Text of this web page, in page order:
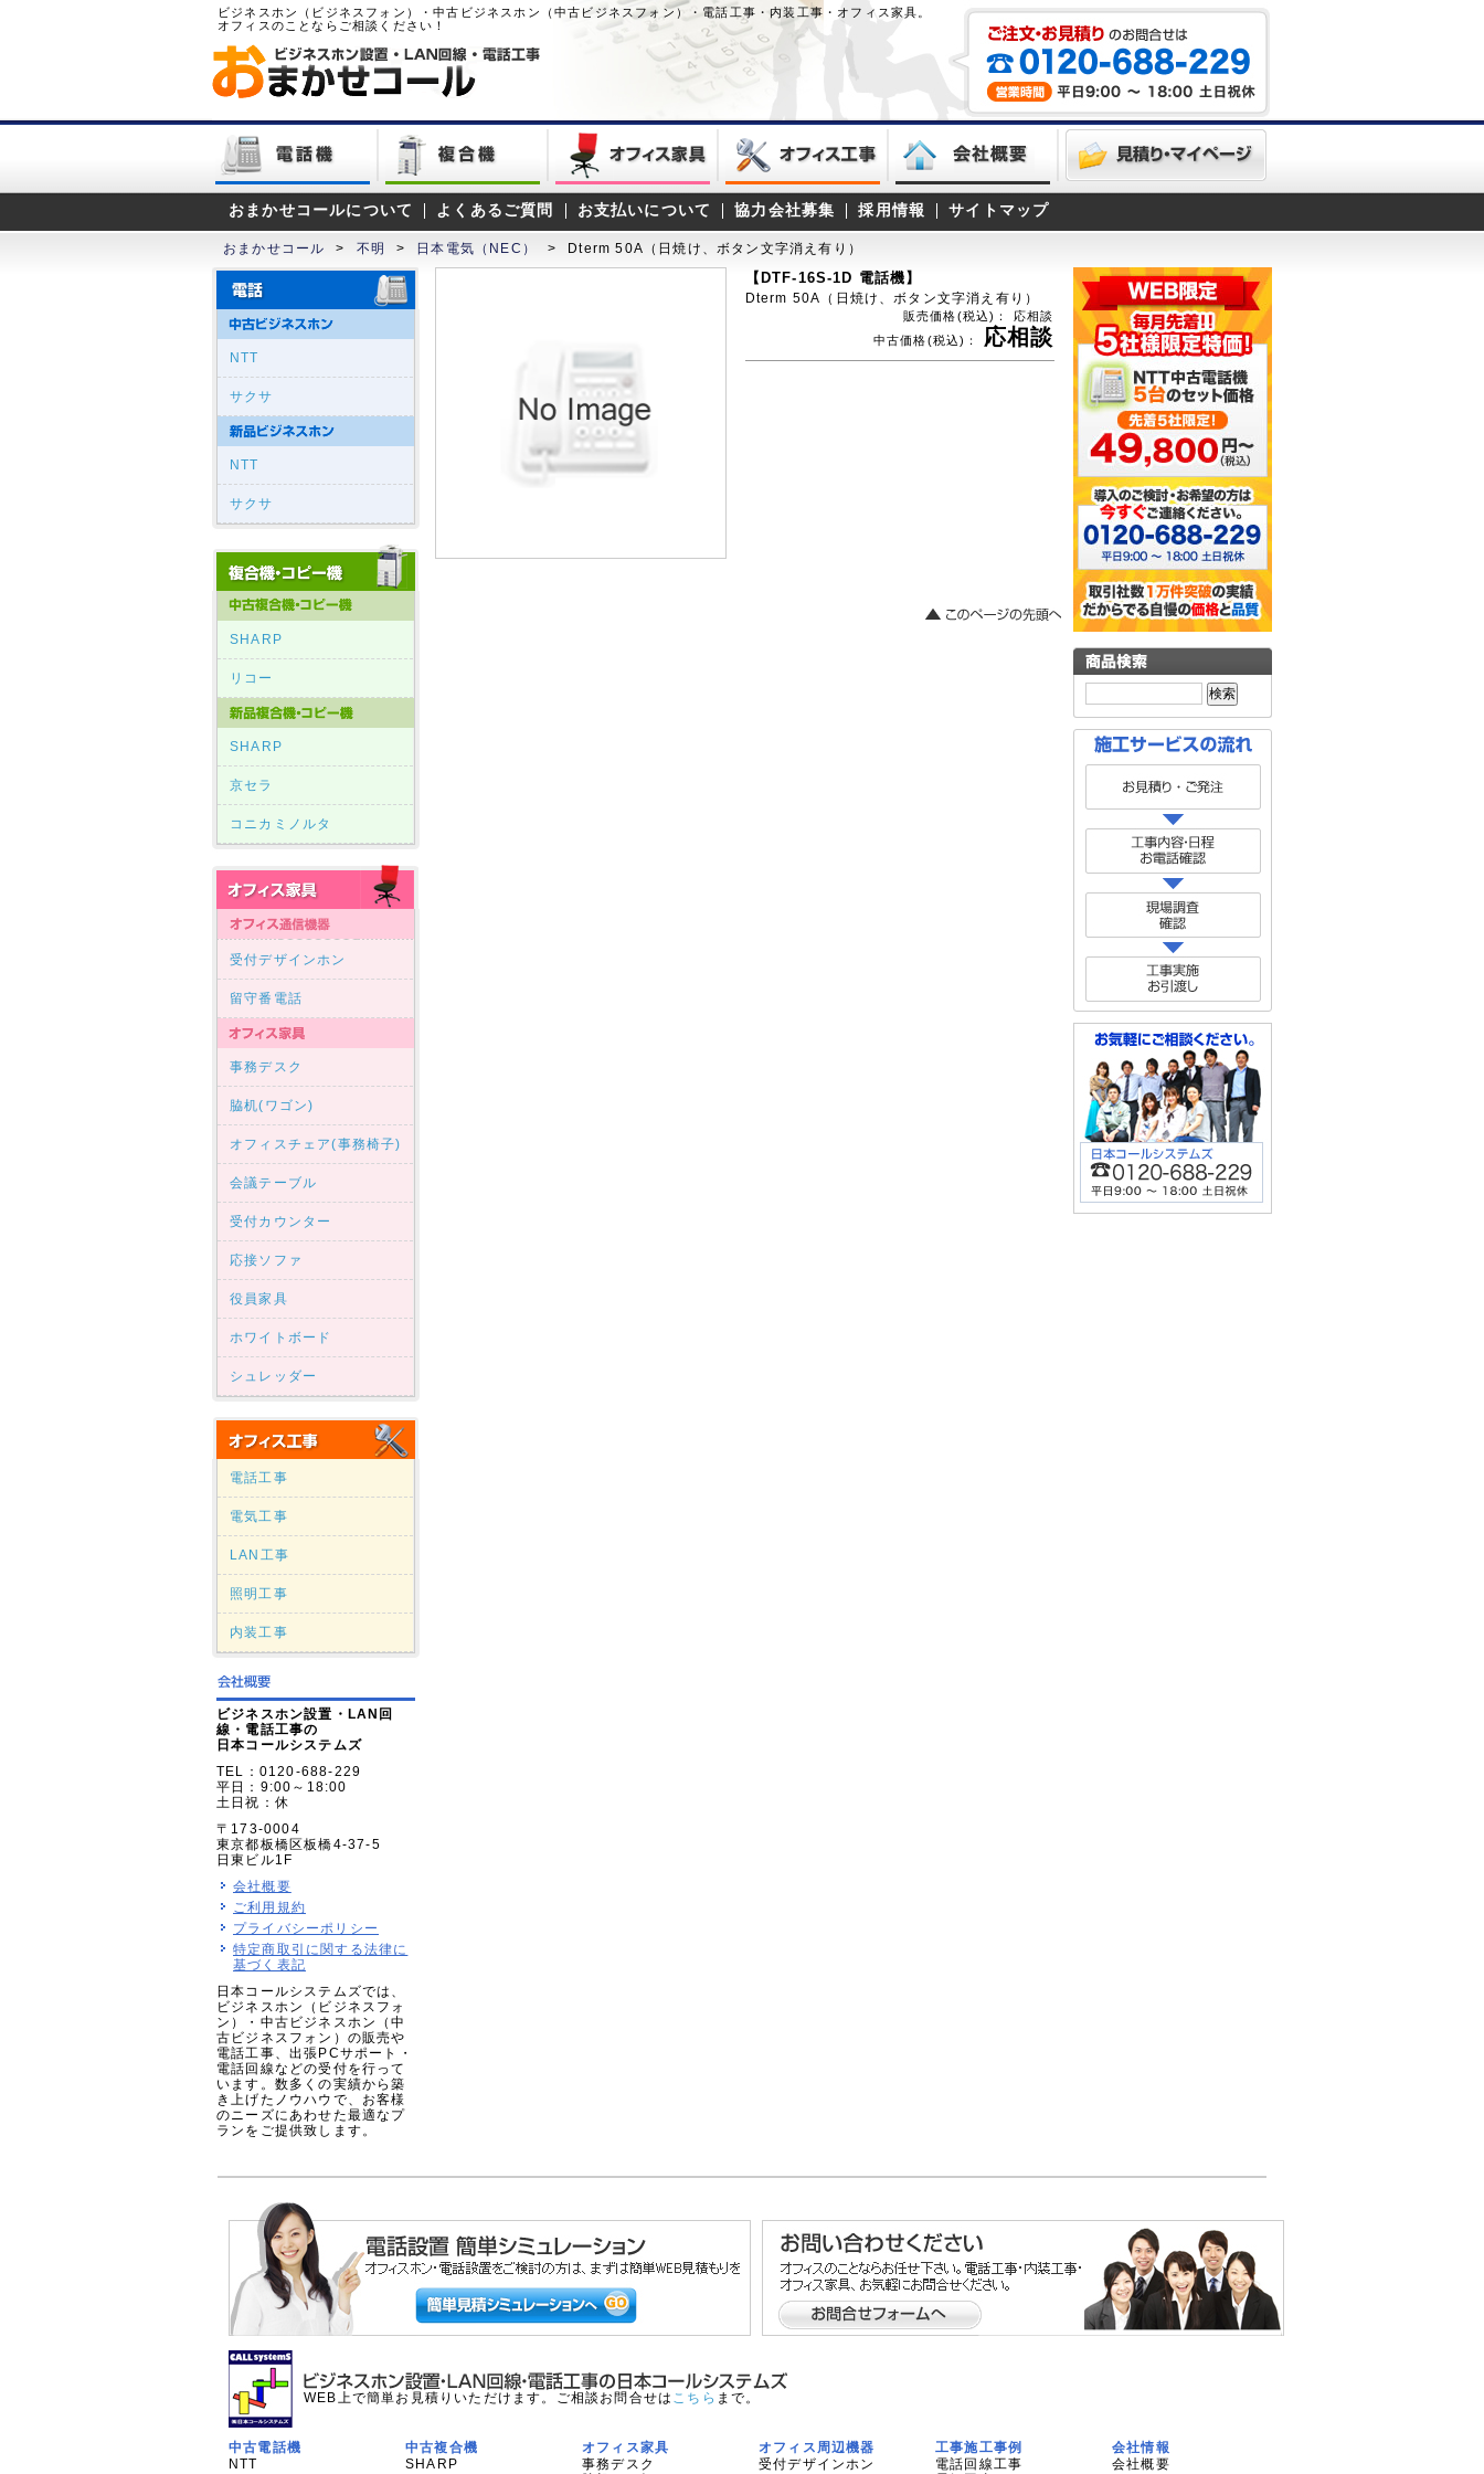
ビジネスホン（ビジネスフォン）・中古ビジネスホン（中古ビジネスフォン）・電話工事・内装工事・オフィス家具。
オフィスのことならご相談ください！
おまかせコールについて よくあるご質問 お支払いについて 協力会社募集 採用情報 サイトマップ
おまかせコール > 不明 > 日本電気（NEC） > Dterm 50A（日焼け、ボタン文字消え有り）
NTT
サクサ
NTT
サクサ
SHARP
リコー
SHARP
京セラ
コニカミノルタ
受付デザインホン
留守番電話
事務デスク
脇机(ワゴン)
オフィスチェア(事務椅子)
会議テーブル
受付カウンター
応接ソファ
役員家具
ホワイトボード
シュレッダー
電話工事
電気工事
LAN工事
照明工事
内装工事
ビジネスホン設置・LAN回
線・電話工事の
日本コールシステムズ
TEL：0120-688-229
平日：9:00～18:00
土日祝：休
〒173-0004
東京都板橋区板橋4-37-5
日東ビル1F
会社概要
ご利用規約
プライバシーポリシー
特定商取引に関する法律に
基づく表記
日本コールシステムズでは、
ビジネスホン（ビジネスフォ
ン）・中古ビジネスホン（中
古ビジネスフォン）の販売や
電話工事、出張PCサポート・
電話回線などの受付を行って
います。数多くの実績から築
き上げたノウハウで、お客様
のニーズにあわせた最適なプ
ランをご提供致します。
【DTF-16S-1D 電話機】
Dterm 50A（日焼け、ボタン文字消え有り）
販売価格(税込)：
応相談
中古価格(税込)：
応相談
WEB上で簡単お見積りいただけます。ご相談お問合せは こちら まで。
中古電話機
NTT
中古複合機
SHARP
オフィス家具
事務デスク
オフィス周辺機器
受付デザインホン
工事施工事例
電話回線工事
会社情報
会社概要